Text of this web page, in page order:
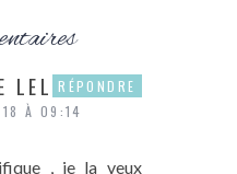
LELARD
À 09:14
, je la veux
RÉPONDRE